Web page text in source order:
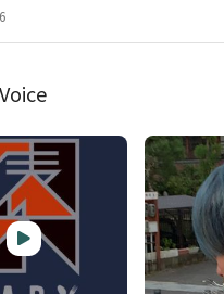
用いただきました
ウォーキング「静岡県東海道歴
用いただきました